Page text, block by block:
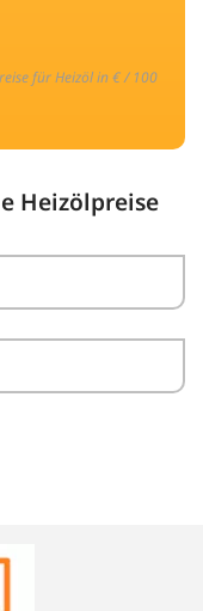
für Heizöl in € / 100
Heizölpreise